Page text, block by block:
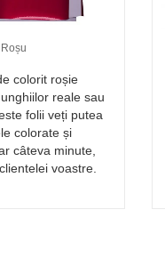
colorit roșie
reale sau
folii veți putea
colorate și
câteva minute,
voastre.